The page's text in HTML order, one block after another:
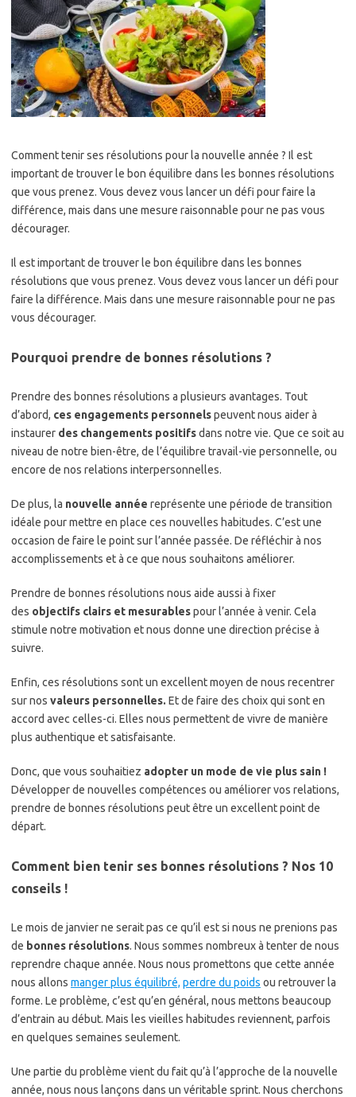
Comment tenir ses résolutions pour la nouvelle année ? Il est
important de trouver le bon équilibre dans les bonnes résolutions
que vous prenez. Vous devez vous lancer un défi pour faire la
différence, mais dans une mesure raisonnable pour ne pas vous
décourager.
Il est important de trouver le bon équilibre dans les bonnes
résolutions que vous prenez. Vous devez vous lancer un défi pour
faire la différence. Mais dans une mesure raisonnable pour ne pas
vous décourager.
Pourquoi prendre de bonnes résolutions ?
Prendre des bonnes résolutions a plusieurs avantages. Tout
d’abord, ces engagements personnelspeuvent nous aider à
instaurer des changements positifsdans notre vie. Que ce soit au
niveau de notre bien-être, de l’équilibre travail-vie personnelle, ou
encore de nos relations interpersonnelles.
De plus, la nouvelle année représente une période de transition
idéale pour mettre en place ces nouvelles habitudes. C’est une
occasion de faire le point sur l’année passée. De réfléchir à nos
accomplissements et à ce que nous souhaitons améliorer.
Prendre de bonnes résolutions nous aide aussi à fixer
des objectifs clairs et mesurablespour l’année à venir. Cela
stimule notre motivation et nous donne une direction précise à
suivre.
Enfin, ces résolutions sont un excellent moyen de nous recentrer
sur nos valeurs personnelles. Et de faire des choix qui sont en
accord avec celles-ci. Elles nous permettent de vivre de manière
plus authentique et satisfaisante.
Donc, que vous souhaitiez adopter un mode de vie plus sain !
Développer de nouvelles compétences ou améliorer vos relations,
prendre de bonnes résolutions peut être un excellent point de
départ.
Comment bien tenir ses bonnes résolutions ? Nos 10
conseils !
Le mois de janvier ne serait pas ce qu’il est si nous ne prenions pas
de bonnes résolutions. Nous sommes nombreux à tenter de nous
reprendre chaque année. Nous nous promettons que cette année
nous allons manger plus équilibré, perdre du poids ou retrouver la
forme. Le problème, c’est qu’en général, nous mettons beaucoup
d’entrain au début. Mais les vieilles habitudes reviennent, parfois
en quelques semaines seulement.
Une partie du problème vient du fait qu’à l’approche de la nouvelle
année, nous nous lançons dans un véritable sprint. Nous cherchons